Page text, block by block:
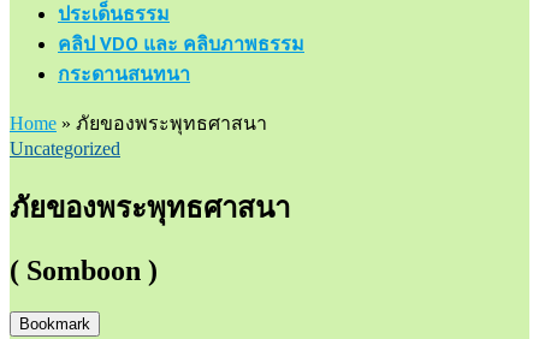
ประเด็นธรรม
คลิป VDO และ คลิบภาพธรรม
กระดานสนทนา
Home » ภัยของพระพุทธศาสนา
Uncategorized
ภัยของพระพุทธศาสนา
( Somboon )
Bookmark